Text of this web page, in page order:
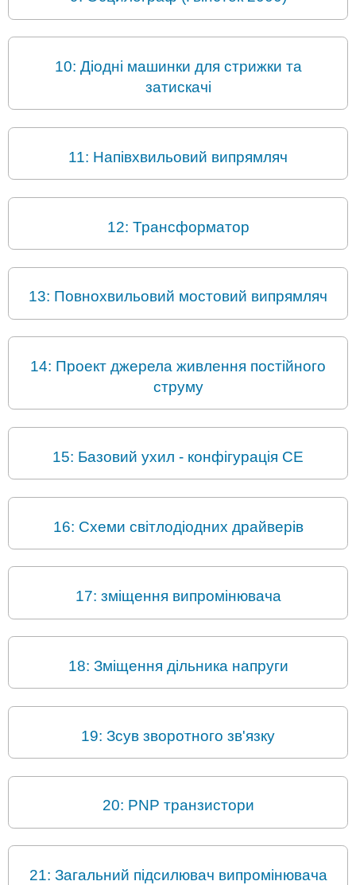
10: Діодні машинки для стрижки та
затискачі
11: Напівхвильовий випрямляч
12: Трансформатор
13: Повнохвильовий мостовий випрямляч
14: Проект джерела живлення постійного
струму
15: Базовий ухил - конфігурація CE
16: Схеми світлодіодних драйверів
17: зміщення випромінювача
18: Зміщення дільника напруги
19: Зсув зворотного зв'язку
20: PNP транзистори
21: Загальний підсилювач випромінювача